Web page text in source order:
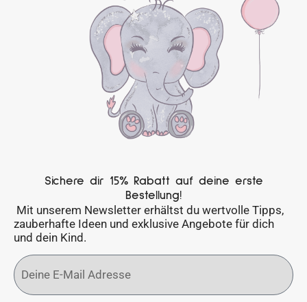
Sichere dir 15% Rabatt auf deine erste
Bestellung!
Mit unserem Newsletter erhältst du wertvolle Tipps,
zauberhafte Ideen und exklusive Angebote für dich
und dein Kind.